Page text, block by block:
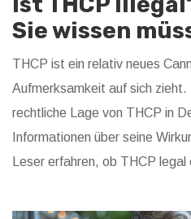
Sie wissen
THCP ist ein relativ neues
Aufmerksamkeit auf sich
rechtliche Lage von THCP in
Informationen über seine
Leser erfahren, ob THCP
runden den Leitfaden ab.